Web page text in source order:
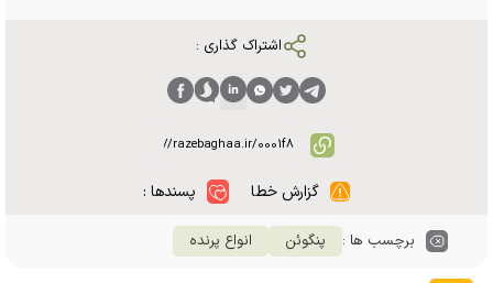
اشتراک گذاری :
گزارش خطا پسندها :
برچسب ها : پنگوئن انواع پرنده